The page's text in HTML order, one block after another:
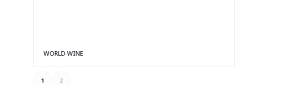
WORLD WINE
1 2